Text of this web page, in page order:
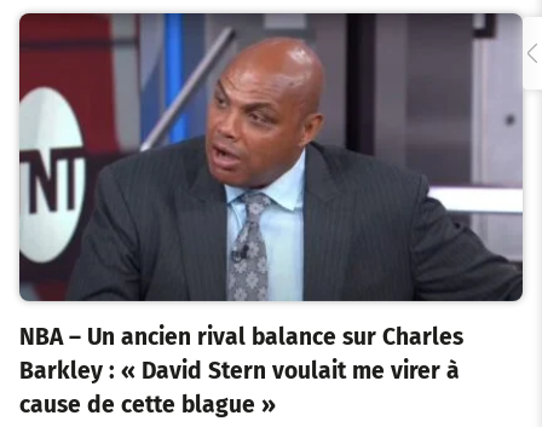
NBA – Un ancien rival balance sur Charles
Barkley : « David Stern voulait me virer à
cause de cette blague »